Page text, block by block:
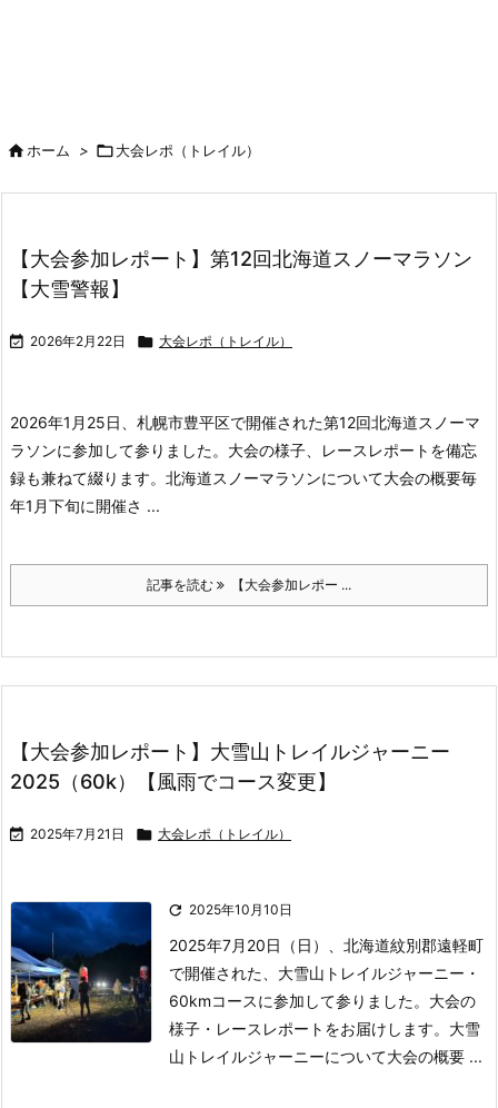
ホーム > 大会レポ（トレイル）
【大会参加レポート】第12回北海道スノーマラソン
【大雪警報】
 2026年2月22日  大会レポ（トレイル）
2026年1月25日、札幌市豊平区で開催された第12回北海道スノーマ
ラソンに参加して参りました。 大会の様子、レースレポートを備忘
録も兼ねて綴ります。 北海道スノーマラソンについて大会の概要毎
年1月下旬に開催さ ...
記事を読む 【大会参加レポー ...
【大会参加レポート】大雪山トレイルジャーニー
2025（60k）【風雨でコース変更】
 2025年7月21日  大会レポ（トレイル）
 2025年10月10日
2025年7月20日（日）、北海道紋別郡遠軽町
で開催された、大雪山トレイルジャーニー・
60kmコースに参加して参りました。 大会の
様子・レースレポートをお届けします。 大雪
山トレイルジャーニーについて大会の概要 ...